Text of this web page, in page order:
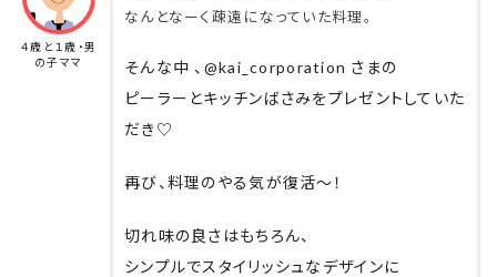
４歳と１歳・男
の子ママ
なんとなーく疎遠になっていた料理。
そんな中 、@kai_corporation さまの
ピーラーとキッチンばさみをプレゼントしていた
だき♡
再び、料理のやる気が復活〜！
切れ味の良さはもちろん、
シンプルでスタイリッシュなデザインに